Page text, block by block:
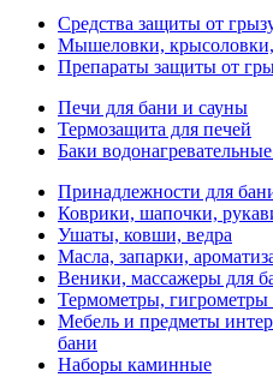
Средства защиты от
Мышеловки, крысоловки,
Препараты защиты от
Печи для бани и сауны
Термозащита для печей
Баки
Принадлежности для
Коврики, шапочки,
Ушаты, ковши, ведра
Масла, запарки,
Веники, массажеры для
Термометры, гигрометры
Мебель и предметы
бани
Наборы каминные